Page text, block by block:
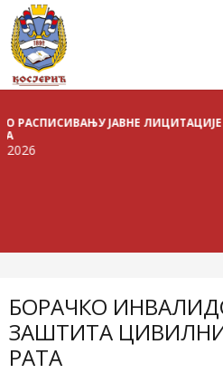
ЈАВНЕ ЛИЦИТАЦИЈЕ ЗА
БОРАЧКО
ЗАШТИТА
РАТА